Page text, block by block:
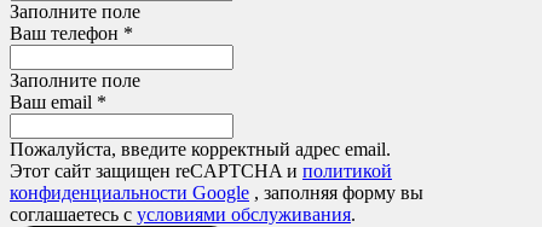
Заполните поле
Ваш телефон *
Заполните поле
Ваш email *
Пожалуйста, введите корректный адрес email.
Этот сайт защищен reCAPTCHA и политикой
конфиденциальности Google , заполняя форму вы
соглашаетесь с условиями обслуживания.